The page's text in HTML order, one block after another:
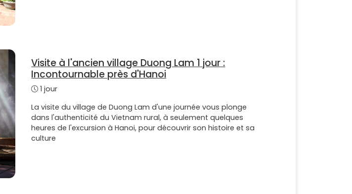
Visite à l'ancien village Duong Lam 1 jour :
Incontournable près d'Hanoi
1 jour
La visite du village de Duong Lam d'une journée vous plonge
dans l'authenticité du Vietnam rural, à seulement quelques
heures de l'excursion à Hanoi, pour découvrir son histoire et sa
culture